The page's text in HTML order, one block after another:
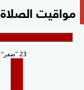
مواقيت الصلاة
23 صفر